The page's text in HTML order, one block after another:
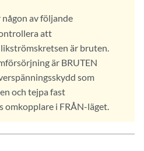
av följande
att
är bruten.
är BRUTEN
som
och tejpa fast
omkopplare i FRÅN-läget.